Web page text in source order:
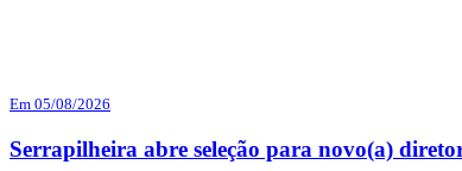
Em 05/08/2026
Serrapilheira abre seleção para novo(a)